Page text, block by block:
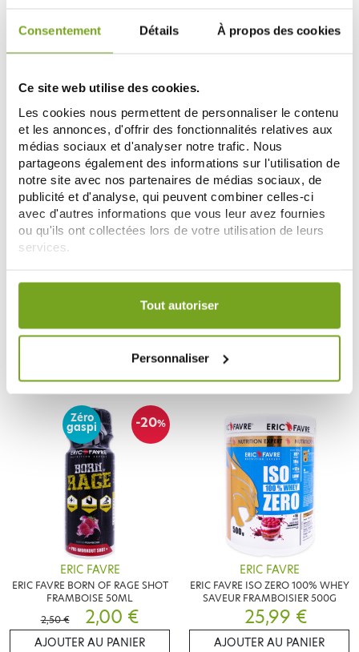
Consentement Détails À propos des cookies
Ce site web utilise des cookies.
Les cookies nous permettent de personnaliser le contenu
et les annonces, d'offrir des fonctionnalités relatives aux
médias sociaux et d'analyser notre trafic. Nous
partageons également des informations sur l'utilisation de
notre site avec nos partenaires de médias sociaux, de
publicité et d'analyse, qui peuvent combiner celles-ci
avec d'autres informations que vous leur avez fournies
ou qu'ils ont collectées lors de votre utilisation de leurs
services.
Votre choix de consentement est conservé pendant une
Tout autoriser
Personnaliser
VANILLE 1.5KG
62,99 €
CHOCOTELLA 2KG
ERIC FAVRE
7,90 €
AJOUTER AU PANIER
-15
ERIC FAVRE
ERIC FAVRE GLYCÉPLEX 1 60
41,45 €
35,23 €
AJOUTER AU PANIER
-20%
Zéro
gaspi
ERIC FAVRE
ERIC FAVRE BORN OF RAGE SHOT
FRAMBOISE 50ML
2,50 €
2,00 €
AJOUTER AU PANIER
ERIC FAVRE
ERIC FAVRE ISO ZERO 100% WHEY
SAVEUR FRAMBOISIER 500G
25,99 €
AJOUTER AU PANIER